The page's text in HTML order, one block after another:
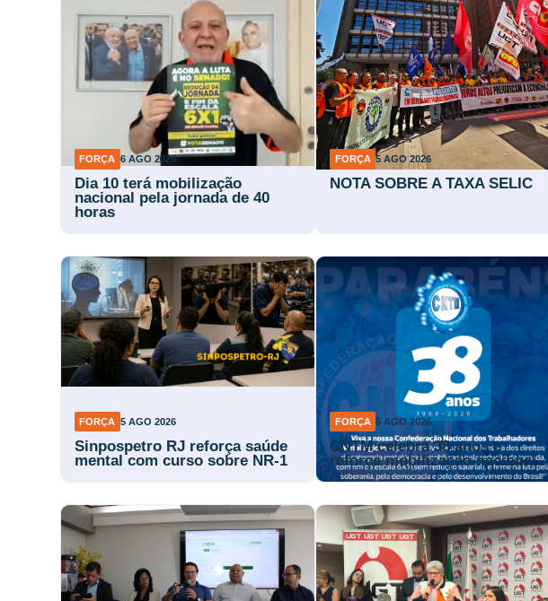
FORÇA 6 AGO 2026
Dia 10 terá mobilização
nacional pela jornada de 40
horas
FORÇA 5 AGO 2026
NOTA SOBRE A TAXA SELIC
FORÇA 5 AGO 2026
Sinpospetro RJ reforça saúde
mental com curso sobre NR-1
FORÇA 5 AGO 2026
CNTM celebra 38 anos e
reforça mobilização nacional